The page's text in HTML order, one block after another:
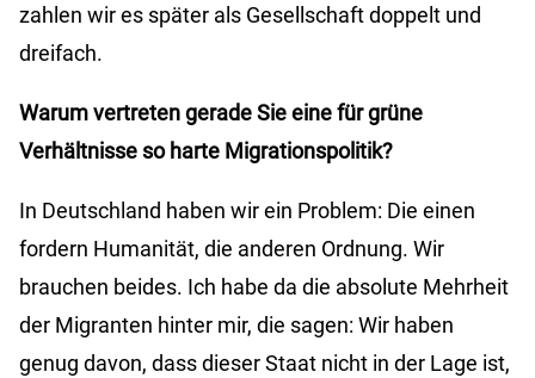
zahlen wir es später als Gesellschaft doppelt und
dreifach.
Warum vertreten gerade Sie eine für grüne
Verhältnisse so harte Migrationspolitik?
In Deutschland haben wir ein Problem: Die einen
fordern Humanität, die anderen Ordnung. Wir
brauchen beides. Ich habe da die absolute Mehrheit
der Migranten hinter mir, die sagen: Wir haben
genug davon, dass dieser Staat nicht in der Lage ist,